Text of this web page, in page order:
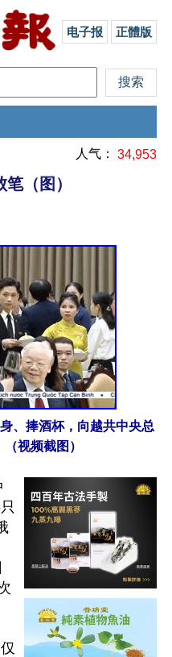
电子报 正體版
人气： 34,953
（图）
、捧酒杯，向越共中央总
视频截图）